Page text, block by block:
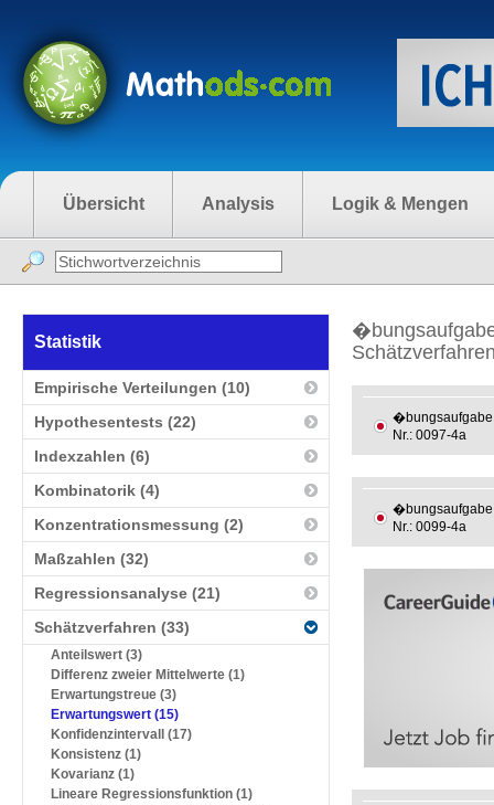
Übersicht Analysis Logik & Mengen
Statistik
Empirische Verteilungen (10)
Hypothesentests (22)
Indexzahlen (6)
Kombinatorik (4)
Konzentrationsmessung (2)
Maßzahlen (32)
Regressionsanalyse (21)
Schätzverfahren (33)
Anteilswert (3)
Differenz zweier Mittelwerte (1)
Erwartungstreue (3)
Erwartungswert (15)
Konfidenzintervall (17)
Konsistenz (1)
Kovarianz (1)
Lineare Regressionsfunktion (1)
�bungsaufgabe
Nr.: 0097-4a
�bungsaufgabe
Nr.: 0099-4a